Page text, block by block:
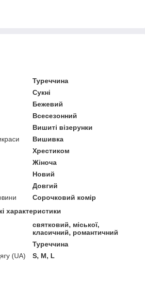
Туреччина
Сукні
Бежевий
Всесезонний
Вишиті візерунки
Вишивка
Хрестиком
Жіноча
Новий
Довгий
Сорочковий комір
характеристики
святковий, міської,
класичний, романтичний
Туреччина
(UA)
S, M, L